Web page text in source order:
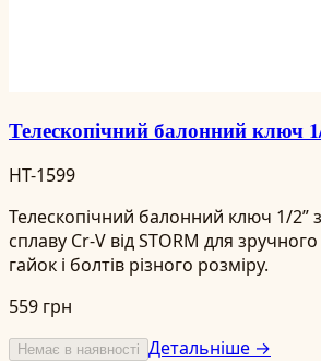
Телескопічний балонний ключ
HT-1599
Телескопічний балонний ключ 1/2”
сплаву Cr-V від STORM для
гайок і болтів різного розміру.
559 грн
Немає в наявності Детальніше →